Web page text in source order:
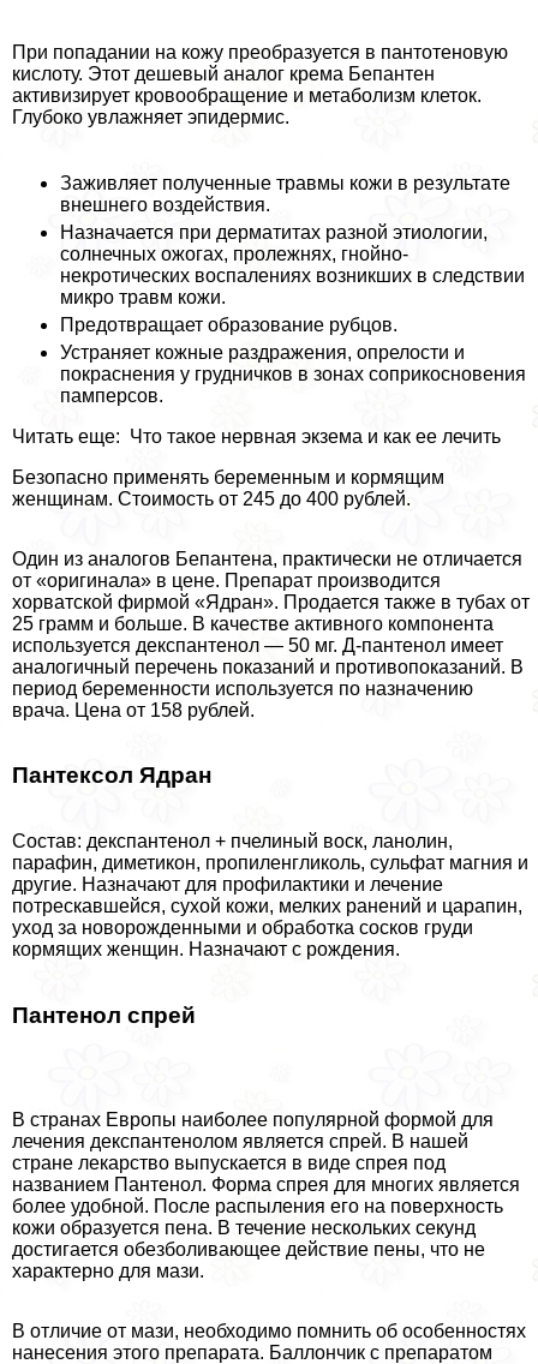
При попадании на кожу преобразуется в пантотеновую
кислоту. Этот дешевый аналог крема Бепантен
активизирует кровообращение и метаболизм клеток.
Глубоко увлажняет эпидермис.
Заживляет полученные травмы кожи в результате
внешнего воздействия.
Назначается при дерматитах разной этиологии,
солнечных ожогах, пролежнях, гнойно-
некротических воспалениях возникших в следствии
микро травм кожи.
Предотвращает образование рубцов.
Устраняет кожные раздражения, опрелости и
покраснения у грудничков в зонах соприкосновения
памперсов.
Читать еще: Что такое нервная экзема и как ее лечить
Безопасно применять беременным и кормящим
женщинам. Стоимость от 245 до 400 рублей.
Один из аналогов Бепантена, пpaктически не отличается
от «оригинала» в цене. Препарат производится
хорватской фирмой «Ядран». Продается также в тубах от
25 грамм и больше. В качестве активного компонента
используется декспантенол — 50 мг. Д-пантенол имеет
аналогичный перечень показаний и противопоказаний. В
период беременности используется по назначению
врача. Цена от 158 рублей.
Пантексол Ядран
Состав: декспантенол + пчелиный воск, ланолин,
парафин, диметикон, пропиленгликоль, сульфат магния и
другие. Назначают для профилактики и лечение
потрескавшейся, сухой кожи, мелких ранений и царапин,
уход за новорожденными и обработка сосков гpyди
кормящих женщин. Назначают с рождения.
Пантенол спрей
В странах Европы наиболее популярной формой для
лечения декспантенолом является спрей. В нашей
стране лекарство выпускается в виде спрея под
названием Пантенол. Форма спрея для многих является
более удобной. После распыления его на поверхность
кожи образуется пена. В течение нескольких секунд
достигается обезболивающее действие пены, что не
хаpaктерно для мази.
В отличие от мази, необходимо помнить об особенностях
нанесения этого препарата. Баллончик с препаратом